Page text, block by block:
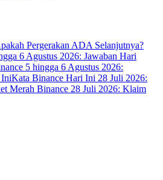
menghasilkan keuntungan
Pergerakan ADA Selanjutnya?
6 Agustus 2026: Jawaban Hari
5 hingga 6 Agustus 2026:
Kata Binance Hari Ini 28 Juli 2026:
Merah Binance 28 Juli 2026: Klaim